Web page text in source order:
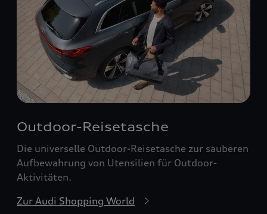
Outdoor-Reisetasche
Die universelle Outdoor-Reisetasche zur sauberen
Aufbewahrung von Utensilien für Outdoor-
Aktivitäten.
Zur Audi Shopping World